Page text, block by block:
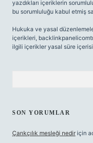
yazdıkları içeriklerin
bu sorumluluğu kabul etmiş
Hukuka ve yasal
içerikleri,
ilgili içerikler yasal süre
SON YORUMLAR
Çarıkçılık mesleği nedir için